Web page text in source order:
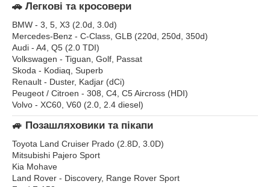
🚗 Легкові та кросовери
BMW - 3, 5, X3 (2.0d, 3.0d)
Mercedes-Benz - C-Class, GLB (220d, 250d, 350d)
Audi - A4, Q5 (2.0 TDI)
Volkswagen - Tiguan, Golf, Passat
Skoda - Kodiaq, Superb
Renault - Duster, Kadjar (dCi)
Peugeot / Citroen - 308, C4, C5 Aircross (HDI)
Volvo - XC60, V60 (2.0, 2.4 diesel)
🚙 Позашляховики та пікапи
Toyota Land Cruiser Prado (2.8D, 3.0D)
Mitsubishi Pajero Sport
Kia Mohave
Land Rover - Discovery, Range Rover Sport